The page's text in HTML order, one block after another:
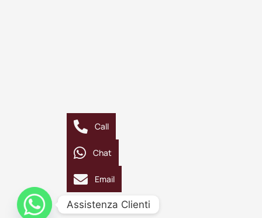
Call
Chat
Email
Assistenza Clienti